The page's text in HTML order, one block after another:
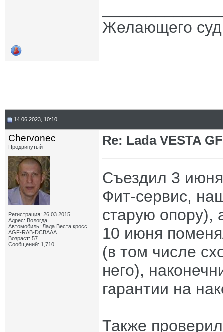
Желающего
14.06.2023, 10:10
Chervonec
Продвинутый
Регистрация: 26.03.2015
Адрес: Вологда
Автомобиль: Лада Веста кросс
AGF-RAB-DCBAAA
Возраст: 57
Сообщений: 1,710
Re: Lada VESTA
Съездил 3
Фит-сервис,
старую опору),
10 июня
(в том числе
него),
гарантии на
Также